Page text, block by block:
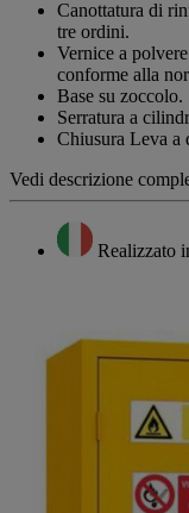
pagina.
Canottatura di
tre ordini.
Vernice a
conforme alla
Base su zoccolo.
Serratura a
Chiusura Leva a
Vedi descrizione
Realizzato